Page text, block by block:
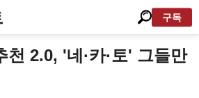
구독
천 2.0, '네·카·토' 그들만